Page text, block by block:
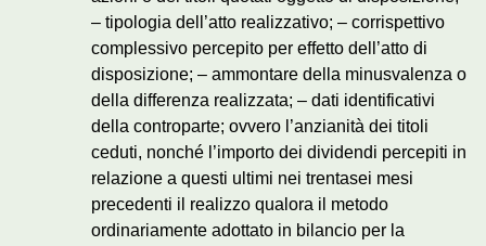
– tipologia dell’atto realizzativo; – corrispettivo
complessivo percepito per effetto dell’atto di
disposizione; – ammontare della minusvalenza o
della differenza realizzata; – dati identificativi
della controparte; ovvero l’anzianità dei titoli
ceduti, nonché l’importo dei dividendi percepiti in
relazione a questi ultimi nei trentasei mesi
precedenti il realizzo qualora il metodo
ordinariamente adottato in bilancio per la